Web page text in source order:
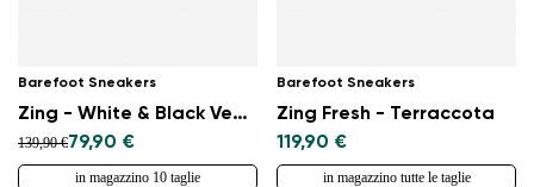
Barefoot Sneakers
Zing - White & Black Vegan
139,90 €79,90 €
in magazzino 10 taglie
Barefoot Sneakers
Zing Fresh - Terraccota
119,90 €
in magazzino tutte le taglie